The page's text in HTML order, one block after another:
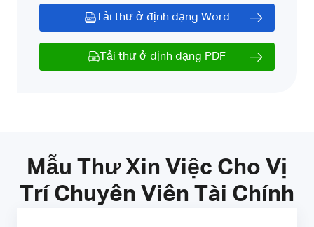
Tải thư ở định dạng Word
Tải thư ở định dạng PDF
Mẫu Thư Xin Việc Cho Vị
Trí Chuyên Viên Tài Chính